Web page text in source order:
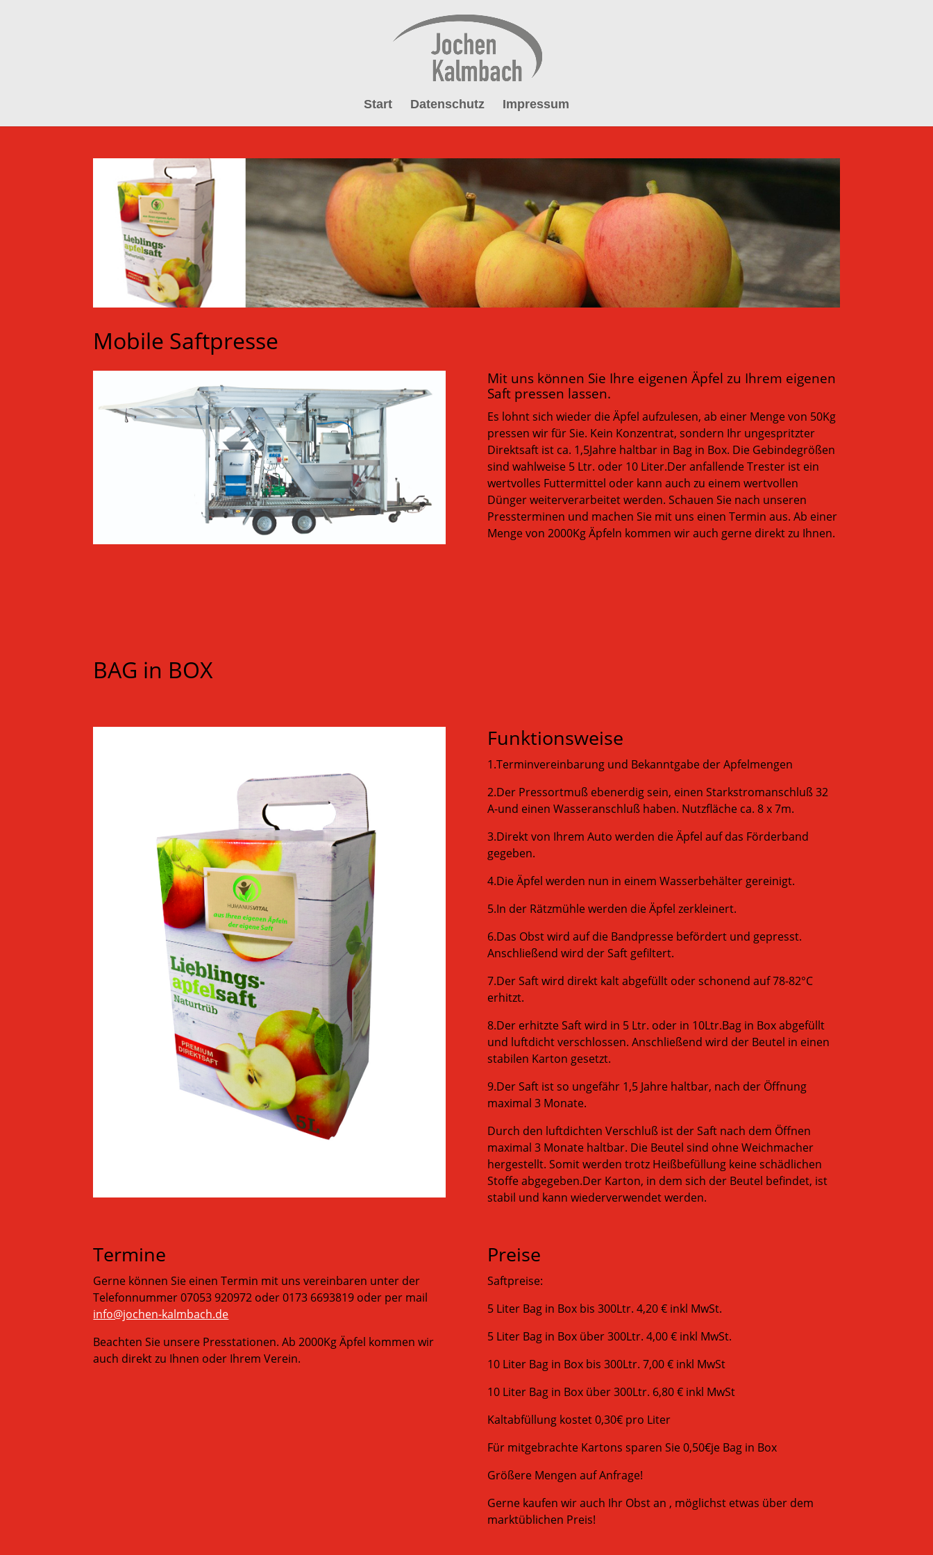
Start Datenschutz Impressum
Mobile Saftpresse
Mit uns können Sie Ihre eigenen Äpfel zu Ihrem eigenen
Saft pressen lassen.
Es lohnt sich wieder die Äpfel aufzulesen, ab einer Menge von 50Kg
pressen wir für Sie. Kein Konzentrat, sondern Ihr ungespritzter
Direktsaft ist ca. 1,5Jahre haltbar in Bag in Box. Die Gebindegrößen
sind wahlweise 5 Ltr. oder 10 Liter.Der anfallende Trester ist ein
wertvolles Futtermittel oder kann auch zu einem wertvollen
Dünger weiterverarbeitet werden. Schauen Sie nach unseren
Pressterminen und machen Sie mit uns einen Termin aus. Ab einer
Menge von 2000Kg Äpfeln kommen wir auch gerne direkt zu Ihnen.
BAG in BOX
Funktionsweise
1.Terminvereinbarung und Bekanntgabe der Apfelmengen
2.Der Pressortmuß ebenerdig sein, einen Starkstromanschluß 32
A-und einen Wasseranschluß haben. Nutzfläche ca. 8 x 7m.
3.Direkt von Ihrem Auto werden die Äpfel auf das Förderband
gegeben.
4.Die Äpfel werden nun in einem Wasserbehälter gereinigt.
5.In der Rätzmühle werden die Äpfel zerkleinert.
6.Das Obst wird auf die Bandpresse befördert und gepresst.
Anschließend wird der Saft gefiltert.
7.Der Saft wird direkt kalt abgefüllt oder schonend auf 78-82°C
erhitzt.
8.Der erhitzte Saft wird in 5 Ltr. oder in 10Ltr.Bag in Box abgefüllt
und luftdicht verschlossen. Anschließend wird der Beutel in einen
stabilen Karton gesetzt.
9.Der Saft ist so ungefähr 1,5 Jahre haltbar, nach der Öffnung
maximal 3 Monate.
Durch den luftdichten Verschluß ist der Saft nach dem Öffnen
maximal 3 Monate haltbar. Die Beutel sind ohne Weichmacher
hergestellt. Somit werden trotz Heißbefüllung keine schädlichen
Stoffe abgegeben.Der Karton, in dem sich der Beutel befindet, ist
stabil und kann wiederverwendet werden.
Termine
Gerne können Sie einen Termin mit uns vereinbaren unter der
Telefonnummer 07053 920972 oder 0173 6693819 oder per mail
info@jochen-kalmbach.de
Beachten Sie unsere Presstationen. Ab 2000Kg Äpfel kommen wir
auch direkt zu Ihnen oder Ihrem Verein.
Preise
Saftpreise:
5 Liter Bag in Box bis 300Ltr. 4,20 € inkl MwSt.
5 Liter Bag in Box über 300Ltr. 4,00 € inkl MwSt.
10 Liter Bag in Box bis 300Ltr. 7,00 € inkl MwSt
10 Liter Bag in Box über 300Ltr. 6,80 € inkl MwSt
Kaltabfüllung kostet 0,30€ pro Liter
Für mitgebrachte Kartons sparen Sie 0,50€je Bag in Box
Größere Mengen auf Anfrage!
Gerne kaufen wir auch Ihr Obst an , möglichst etwas über dem
marktüblichen Preis!